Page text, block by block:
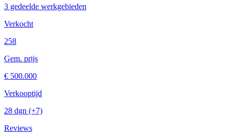
3 gedeelde werkgebieden
Verkocht
258
Gem. prijs
€ 500.000
Verkooptijd
28 dgn (+7)
Reviews